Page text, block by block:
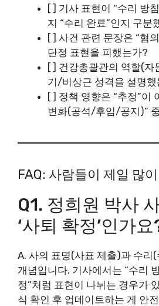
[ ] 기사 표현이 “수리 방
지 “수리 완료”인지 구분
[ ] 사건 관련 문장은 “혐
단정 표현을 피했는가?
[ ] 건강총괄관의 역할(
기/비상근 성격을 설명했
[ ] 정책 영향은 “추정”이
변화(공석/후임/공지)”
FAQ: 사람들이 제일 많
Q1. 정희원 박사
‘사퇴 확정’인가요
A. 사의 표명(사표 제출)과 수리
개념입니다. 기사에서는 “수리
정”처럼 표현이 나뉘는 경우가
식 확인 후 업데이트하는 게 안